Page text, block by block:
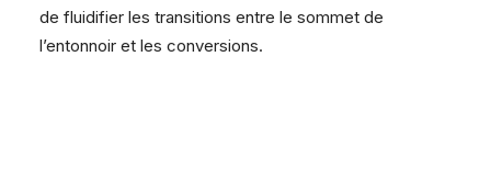
de fluidifier les transitions entre le sommet de
l’entonnoir et les conversions.